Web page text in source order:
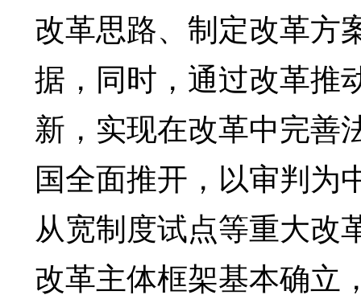
改革思路、制定改革方
据，同时，通过改革推
新，实现在改革中完善
国全面推开，以审判为
从宽制度试点等重大改
改革主体框架基本确立